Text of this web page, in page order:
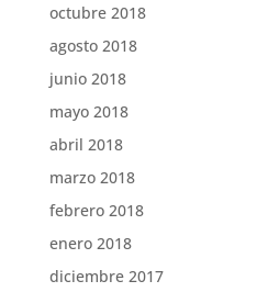
octubre 2018
agosto 2018
junio 2018
mayo 2018
abril 2018
marzo 2018
febrero 2018
enero 2018
diciembre 2017